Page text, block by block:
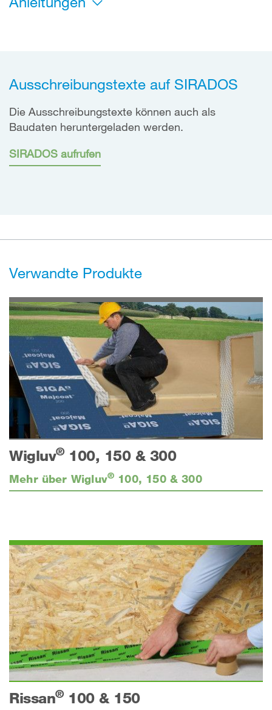
Ausschreibungstexte auf SIRADOS
Die Ausschreibungstexte können auch als
Baudaten heruntergeladen werden.
SIRADOS aufrufen
Verwandte Produkte
Wigluv®100, 150 & 300
Mehr über Wigluv® 100, 150 & 300
Rissan®100 & 150